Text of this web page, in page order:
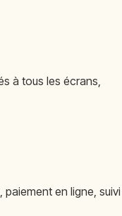
à tous les écrans,
en ligne, suivi